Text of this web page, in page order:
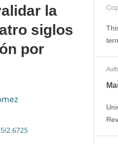
la
siglos
por